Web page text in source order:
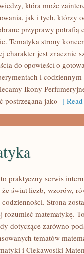
która może
jak i tych, którzy
przyprawy potrafią
Tematyka strony
charakter jest znacznie
do opowieści o
i
Ikony
postrzegana jako [
praktyczny serwis
świat liczb, wzorów,
Strona
rozumieć matematykę.
dotyczące zarówno
tematów
i Ciekawostki